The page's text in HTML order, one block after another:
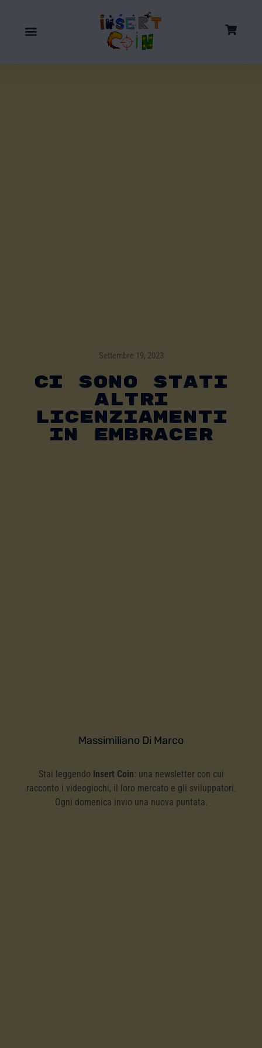
Settembre 19, 2023
Ci Sono Stati
Altri
Licenziamenti
In Embracer
Massimiliano Di Marco
Stai leggendo Insert Coin: una newsletter con cui
racconto i videogiochi, il loro mercato e gli sviluppatori.
Ogni domenica invio una nuova puntata.